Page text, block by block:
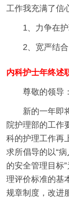
工作我充满了信
1、力争在
2、宽严结
内科护士年终述
尊敬的领导：
新的一年即
院护理部的工作
科的护理工作再
求所倡导的以“
的安全管理目标
理评价标准的基
规章制度，改进